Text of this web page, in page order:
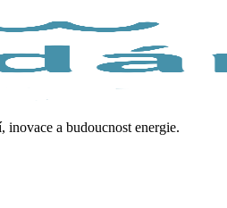
a budoucnost energie.